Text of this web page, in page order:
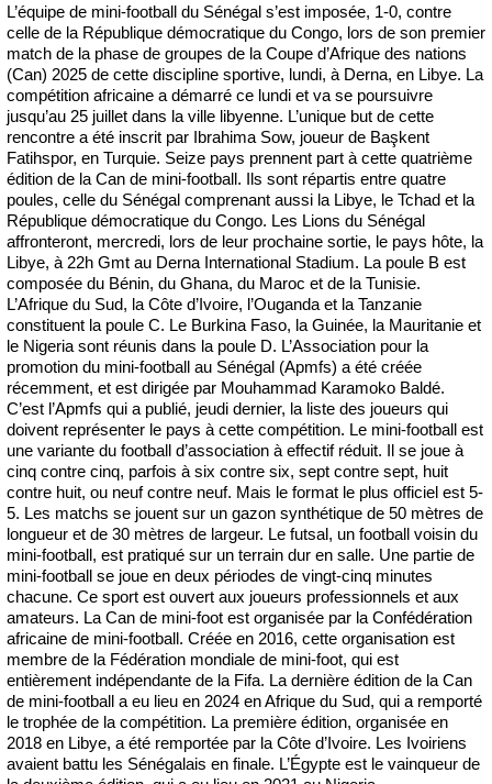
L’équipe de mini-football du Sénégal s’est imposée, 1-0, contre
celle de la République démocratique du Congo, lors de son premier
match de la phase de groupes de la Coupe d’Afrique des nations
(Can) 2025 de cette discipline sportive, lundi, à Derna, en Libye. La
compétition africaine a démarré ce lundi et va se poursuivre
jusqu’au 25 juillet dans la ville libyenne. L’unique but de cette
rencontre a été inscrit par Ibrahima Sow, joueur de Başkent
Fatihspor, en Turquie. Seize pays prennent part à cette quatrième
édition de la Can de mini-football. Ils sont répartis entre quatre
poules, celle du Sénégal comprenant aussi la Libye, le Tchad et la
République démocratique du Congo. Les Lions du Sénégal
affronteront, mercredi, lors de leur prochaine sortie, le pays hôte, la
Libye, à 22h Gmt au Derna International Stadium. La poule B est
composée du Bénin, du Ghana, du Maroc et de la Tunisie.
L’Afrique du Sud, la Côte d’Ivoire, l’Ouganda et la Tanzanie
constituent la poule C. Le Burkina Faso, la Guinée, la Mauritanie et
le Nigeria sont réunis dans la poule D. L’Association pour la
promotion du mini-football au Sénégal (Apmfs) a été créée
récemment, et est dirigée par Mouhammad Karamoko Baldé.
‎C’est l’Apmfs qui a publié, jeudi dernier, la liste des joueurs qui
doivent représenter le pays à cette compétition. Le mini-football est
une variante du football d’association à effectif réduit. Il se joue à
cinq contre cinq, parfois à six contre six, sept contre sept, huit
contre huit, ou neuf contre neuf. Mais le format le plus officiel est 5-
5. Les matchs se jouent sur un gazon synthétique de 50 mètres de
longueur et de 30 mètres de largeur. Le futsal, un football voisin du
mini-football, est pratiqué sur un terrain dur en salle. Une partie de
mini-football se joue en deux périodes de vingt-cinq minutes
chacune. Ce sport est ouvert aux joueurs professionnels et aux
amateurs. La Can de mini-foot est organisée par la Confédération
africaine de mini-football. Créée en 2016, cette organisation est
membre de la Fédération mondiale de mini-foot, qui est
entièrement indépendante de la Fifa. La dernière édition de la Can
de mini-football a eu lieu en 2024 en Afrique du Sud, qui a remporté
le trophée de la compétition. ‎La première édition, organisée en
2018 en Libye, a été remportée par la Côte d’Ivoire. Les Ivoiriens
avaient battu les Sénégalais en finale. L’Égypte est le vainqueur de